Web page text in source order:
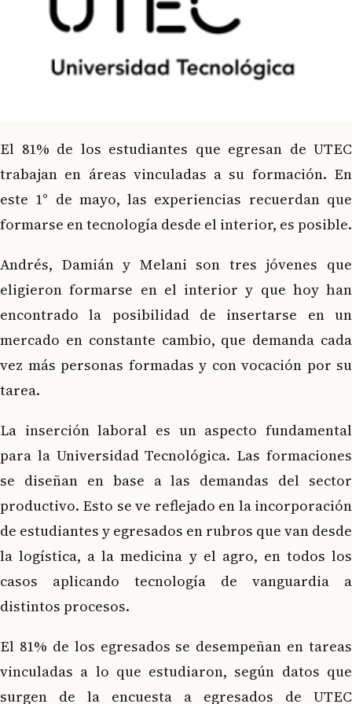
El 81% de los estudiantes que egresan de UTEC
trabajan en áreas vinculadas a su formación. En
este 1° de mayo, las experiencias recuerdan que
formarse en tecnología desde el interior, es posible.
Andrés, Damián y Melani son tres jóvenes que
eligieron formarse en el interior y que hoy han
encontrado la posibilidad de insertarse en un
mercado en constante cambio, que demanda cada
vez más personas formadas y con vocación por su
tarea.
La inserción laboral es un aspecto fundamental
para la Universidad Tecnológica. Las formaciones
se diseñan en base a las demandas del sector
productivo. Esto se ve reflejado en la incorporación
de estudiantes y egresados en rubros que van desde
la logística, a la medicina y el agro, en todos los
casos aplicando tecnología de vanguardia a
distintos procesos.
El 81% de los egresados se desempeñan en tareas
vinculadas a lo que estudiaron, según datos que
surgen de la encuesta a egresados de UTEC